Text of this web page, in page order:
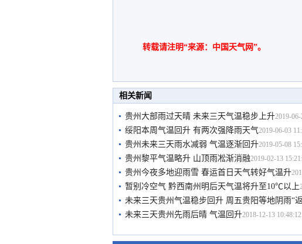
转载请注明“来源：中国天气网”。
相关新闻
贵州大部雨过天晴 未来三天气温稳步上升2019-
绥阳本周气温回升 有两次强降雨天气2019-06-03
贵州未来三天雨水减弱 气温逐渐回升2019-05-08
贵州黎平气温略升 山顶雨凇渐消融2019-02-13
贵州今夜多地迎雨雪 春运首日天气转好气温升
暂别冷空气 黔西南州明后天气温将升至10℃以上
未来三天贵州气温稳步回升 周五贵阳等地阴雨“
未来三天贵州先雨后晴 气温回升2018-12-13 10:48:12